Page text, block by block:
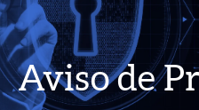
Aviso de